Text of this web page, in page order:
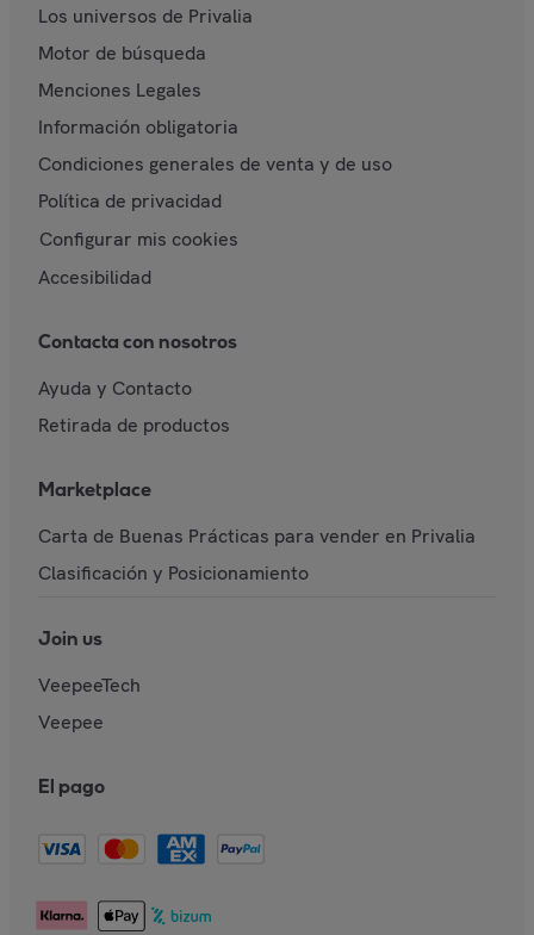
Los universos de Privalia
Motor de búsqueda
Menciones Legales
Información obligatoria
Condiciones generales de venta y de uso
Política de privacidad
Configurar mis cookies
Accesibilidad
Contacta con nosotros
Ayuda y Contacto
Retirada de productos
Marketplace
Carta de Buenas Prácticas para vender en Privalia
Clasificación y Posicionamiento
Join us
VeepeeTech
Veepee
El pago